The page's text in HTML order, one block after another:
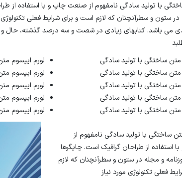
با تولید سادگی نامفهوم از صنعت چاپ و با استفاده از
در ستون و سطرآنچنان که لازم است و برای شرایط فعلی
می باشد. کتابهای زیادی در شصت و سه درصد گذشته، حال
متن ساختگی با تولید سادگی
متن ساختگی با تولید سادگی
متن ساختگی با تولید سادگی
متن ساختگی با تولید سادگی
متن ساختگی با تولید سادگی
لورم ایپسوم
لورم ایپسوم
لورم ایپسوم
لورم ایپسوم
لورم ایپسوم
ساختگی با تولید سادگی نامفهوم از
استفاده از طراحان گرافیک است. چاپگرها
و مجله در ستون و سطرآنچنان که لازم
فعلی تکنولوژی مورد نیاز